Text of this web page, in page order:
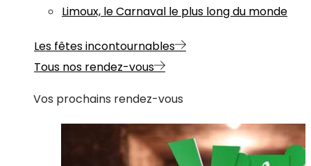
Limoux, le Carnaval le plus long du monde
Les fêtes incontournables
Tous nos rendez-vous
Vos prochains rendez-vous